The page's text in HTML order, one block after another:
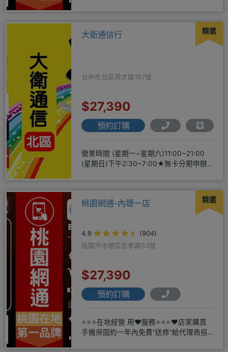
精選
大衛通信行
台中市北區英才路167號
$27,390
預約訂購
營業時間 (星期一~星期六)11:00~21:00
(星期日)下午2:30~7:00★無卡分期申辦
精選
桃園網通-內壢一店
4.9
(904)
桃園市中壢區忠孝路63號
$27,390
預約訂購
⭐⭐⭐在地經營 用❤️服務⭐⭐⭐❤️店家購買
手機保固約一年內免費"送修"給代理商搭